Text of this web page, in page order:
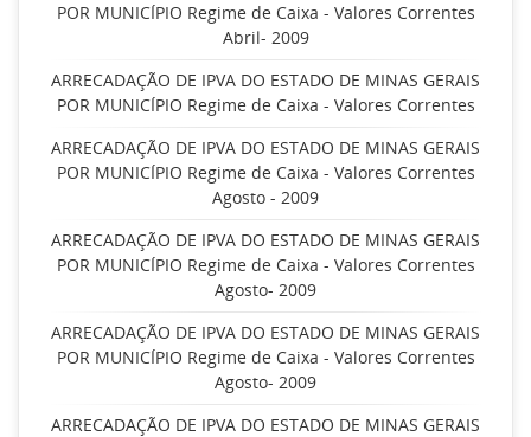
POR MUNICÍPIO Regime de Caixa - Valores Correntes
Abril- 2009
ARRECADAÇÃO DE IPVA DO ESTADO DE MINAS GERAIS
POR MUNICÍPIO Regime de Caixa - Valores Correntes
ARRECADAÇÃO DE IPVA DO ESTADO DE MINAS GERAIS
POR MUNICÍPIO Regime de Caixa - Valores Correntes
Agosto - 2009
ARRECADAÇÃO DE IPVA DO ESTADO DE MINAS GERAIS
POR MUNICÍPIO Regime de Caixa - Valores Correntes
Agosto- 2009
ARRECADAÇÃO DE IPVA DO ESTADO DE MINAS GERAIS
POR MUNICÍPIO Regime de Caixa - Valores Correntes
Agosto- 2009
ARRECADAÇÃO DE IPVA DO ESTADO DE MINAS GERAIS